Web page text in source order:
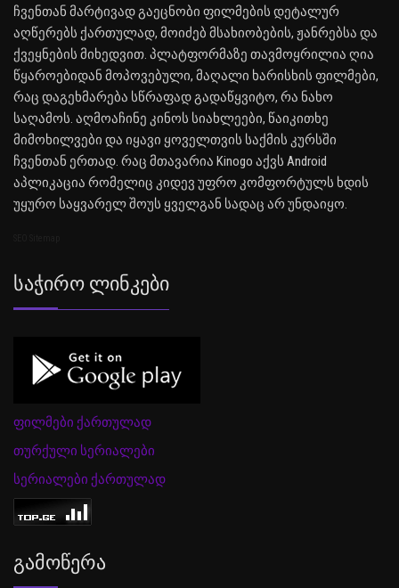
ჩვენთან მარტივად გაეცნობი ფილმების დეტალურ
აღწერებს ქართულად, მოიძებ მსახიობების, ჟანრებსა და
ქვეყნების მიხედვით. პლატფორმაზე თავმოყრილია ღია
წყაროებიდან მოპოვებული, მაღალი ხარისხის ფილმები,
რაც დაგეხმარება სწრაფად გადაწყვიტო, რა ნახო
საღამოს. აღმოაჩინე კინოს სიახლეები, წაიკითხე
მიმოხილვები და იყავი ყოველთვის საქმის კურსში
ჩვენთან ერთად. რაც მთავარია Kinogo აქვს Android
აპლიკაცია რომელიც კიდევ უფრო კომფორტულს ხდის
უყურო საყვარელ შოუს ყველგან სადაც არ უნდაიყო.
Საჭირო Ლინკები
ფილმები ქართულად
თურქული სერიალები
სერიალები ქართულად
Გამოწერა